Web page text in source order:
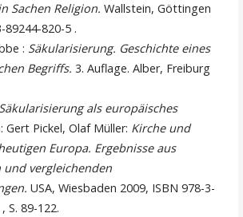
Sachen Religion. Wallstein, Göttingen
89244-820-5 .
: Säkularisierung. Geschichte eines
Begriffs. 3. Auflage. Alber, Freiburg
Säkularisierung als europäisches
Gert Pickel, Olaf Müller: Kirche und
Europa. Ergebnisse aus
und vergleichenden
USA, Wiesbaden 2009, ISBN 978-3-
S. 89-122.